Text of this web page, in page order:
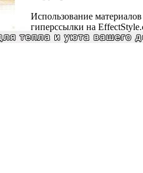
Использование
гиперссылки на